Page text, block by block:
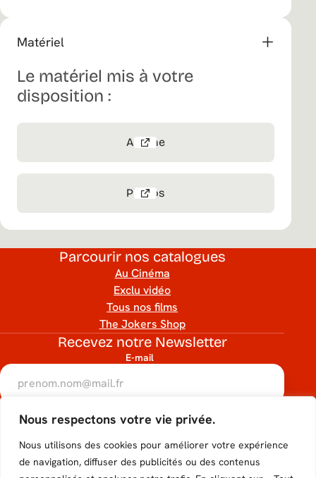
Nous respectons votre vie privée.
Nous utilisons des cookies pour améliorer votre expérience
de navigation, diffuser des publicités ou des contenus
Matériel
Le matériel mis à votre
disposition :
Affiche
Photos
Parcourir nos catalogues
Au Cinéma
Exclu vidéo
Tous nos films
The Jokers Shop
Recevez notre Newsletter
E-mail
J’accepte que mon adresse e-mail soit utilisée conformément
à notre politique de confidentialité.
hCaptcha
S'inscrire
Accéder
au
Accéder
au
Accéder
au
Accéder
au
Accéder
au